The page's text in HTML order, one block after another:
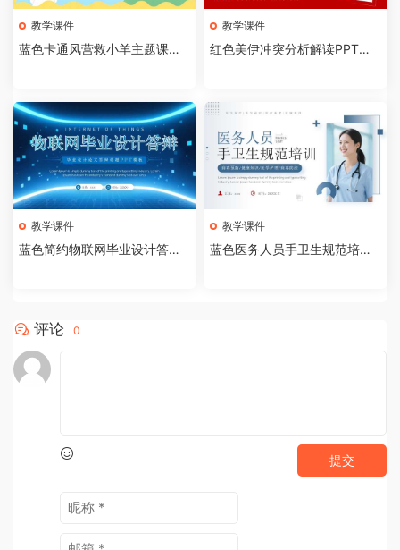
教学课件
蓝色卡通风营救小羊主题课件P
教学课件
红色美伊冲突分析解读PPT模
教学课件
蓝色简约物联网毕业设计答辩P
教学课件
蓝色医务人员手卫生规范培训
评论 0
提交